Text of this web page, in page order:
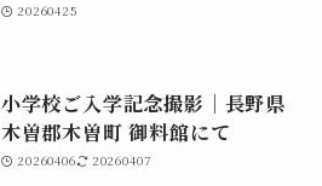
20260425
小学校ご入学記念撮影｜長野県
木曽郡木曽町 御料館にて
20260406 20260407